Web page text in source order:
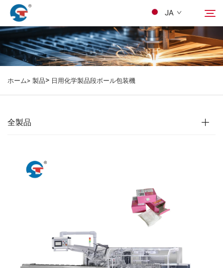
JA
私たちについて
デザインケース
ニュース
ホーム> 製品> 日用化学製品段ボール包装機
全製品